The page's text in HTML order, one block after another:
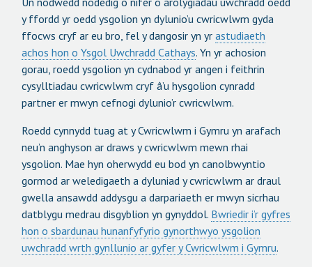
y ffordd yr oedd ysgolion yn dylunio’u cwricwlwm gyda
ffocws cryf ar eu bro, fel y dangosir yn yr astudiaeth
achos hon o Ysgol Uwchradd Cathays. Yn yr achosion
gorau, roedd ysgolion yn cydnabod yr angen i feithrin
cysylltiadau cwricwlwm cryf â’u hysgolion cynradd
partner er mwyn cefnogi dylunio’r cwricwlwm.
Roedd cynnydd tuag at y Cwricwlwm i Gymru yn arafach
neu’n anghyson ar draws y cwricwlwm mewn rhai
ysgolion. Mae hyn oherwydd eu bod yn canolbwyntio
gormod ar weledigaeth a dyluniad y cwricwlwm ar draul
gwella ansawdd addysgu a darpariaeth er mwyn sicrhau
datblygu medrau disgyblion yn gynyddol. Bwriedir i’r gyfres
hon o sbardunau hunanfyfyrio gynorthwyo ysgolion
uwchradd wrth gynllunio ar gyfer y Cwricwlwm i Gymru.